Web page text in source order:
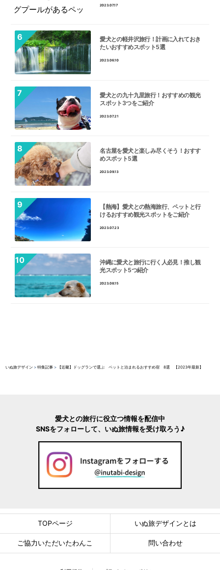
2023.07.17
愛犬との軽井沢旅行！計画に入れておき
たいおすすめスポット5選
2023.06.10
愛犬との九十九里旅行！おすすめの観光
スポット3つをご紹介
2023.07.21
名古屋を愛犬と楽しみ尽くそう！おすす
めスポット5選
2023.09.13
【熱海】愛犬との熱海旅行、ペットと行
けるおすすめ観光スポットをご紹介
2023.07.23
沖縄に愛犬と旅行に行く人必見！推し観
光スポット5つ紹介
2023.08.15
いぬ旅デザイン >特集記事 > 【近畿】ドッグランで選ぶ ペットと泊まれるおすすめ宿 8選 【2023年最新】
愛犬との旅行に役立つ情報を配信中
SNSをフォローして、いぬ旅情報を受け取ろう♪
TOPページ いぬ旅デザインとは
ご協力いただいたわんこ 問い合わせ